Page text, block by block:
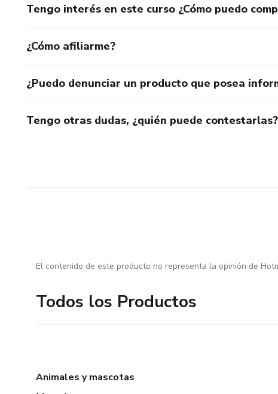
Tengo interés en este curso ¿Cómo puedo
¿Cómo afiliarme?
¿Puedo denunciar un producto que posea
Tengo otras dudas, ¿quién puede contestarlas?
El contenido de este producto no representa la opinión de
Todos los Productos
Animales y mascotas